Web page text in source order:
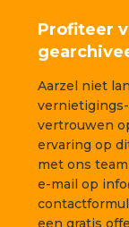
Profiteer
Aarzel niet
vertrouwen
ervaring op
met ons
e-mail op
een gratis